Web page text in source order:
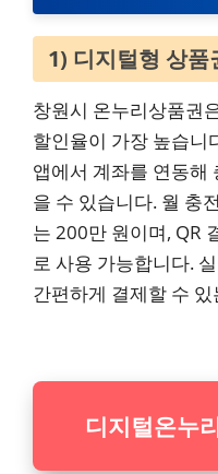
1) 디지털형 상품
창원시 온누리상품권
할인율이 가장 높습니
앱에서 계좌를 연동해
을 수 있습니다. 월 충
는 200만 원이며, QR
로 사용 가능합니다.
간편하게 결제할 수
디지털온누